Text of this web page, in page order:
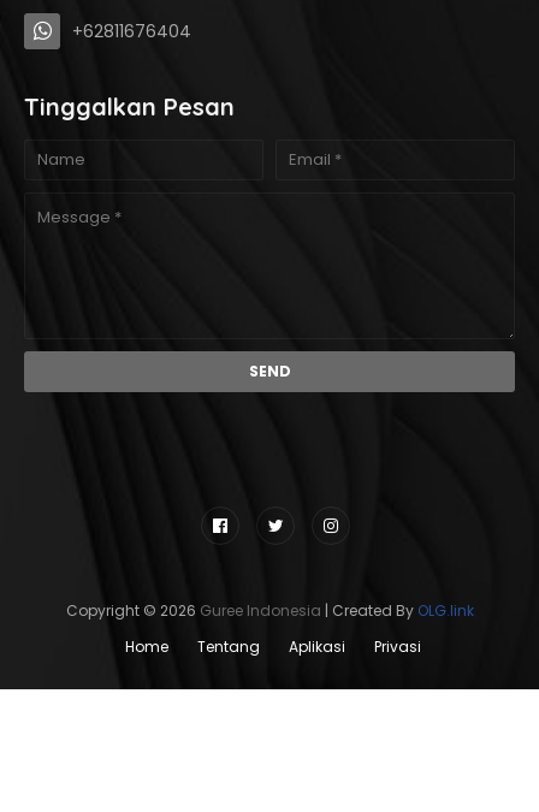
+62811676404
Tinggalkan Pesan
Copyright © 2026 Guree Indonesia | Created By OLG.link
Home
Tentang Aplikasi Privasi